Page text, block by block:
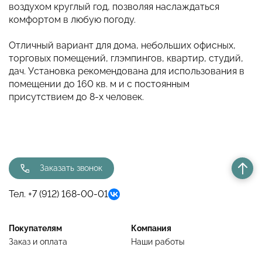
воздухом круглый год, позволяя наслаждаться
комфортом в любую погоду.
Отличный вариант для дома, небольших офисных,
торговых помещений, глэмпингов, квартир, студий,
дач. Установка рекомендована для использования в
помещении до 160 кв. м и с постоянным
присутствием до 8-х человек.
Покупателям
Заказ и оплата
Компания
Наши работы
Заказать звонок
Тел. +7 (912) 168-00-01